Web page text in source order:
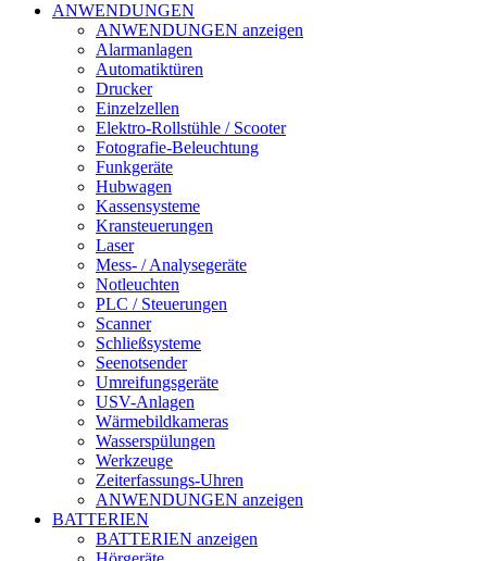
ANWENDUNGEN
ANWENDUNGEN anzeigen
Alarmanlagen
Automatiktüren
Drucker
Einzelzellen
Elektro-Rollstühle / Scooter
Fotografie-Beleuchtung
Funkgeräte
Hubwagen
Kassensysteme
Kransteuerungen
Laser
Mess- / Analysegeräte
Notleuchten
PLC / Steuerungen
Scanner
Schließsysteme
Seenotsender
Umreifungsgeräte
USV-Anlagen
Wärmebildkameras
Wasserspülungen
Werkzeuge
Zeiterfassungs-Uhren
ANWENDUNGEN anzeigen
BATTERIEN
BATTERIEN anzeigen